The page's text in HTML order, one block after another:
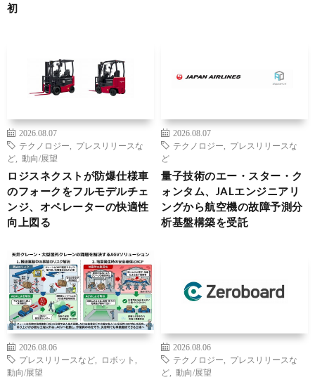
初
2026.08.07
テクノロジー
プレスリリースな
ど
動向/展望
ロジスネクストが防爆仕様車
のフォークをフルモデルチェ
ンジ、オペレーターの快適性
向上図る
2026.08.07
テクノロジー
プレスリリースな
ど
量子技術のエー・スター・ク
ォンタム、JALエンジニアリ
ングから航空機の故障予測分
析基盤構築を受託
2026.08.06
プレスリリースなど
ロボット
動向/展望
2026.08.06
テクノロジー
プレスリリースな
ど
動向/展望